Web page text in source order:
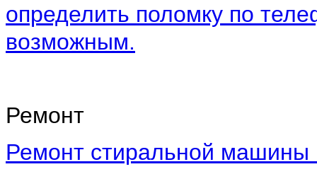
определить поломку по
возможным.
Ремонт
Ремонт стиральной машины